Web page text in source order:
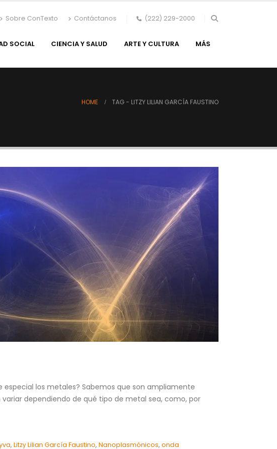
Sobre ConTexto Contáctanos (222) 229-2000
SOCIAL CIENCIA Y SALUD ARTE Y CULTURA MÁS
HOME TAG - LITZY LILIAN GARCÍA FAUSTINO
los metales? Sabemos que son ampliamente
dependiendo de qué tipo de metal sea, como, por
, Litzy Lilian García Faustino, Nanoplasmónicos, onda